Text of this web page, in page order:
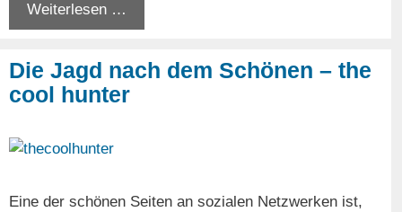
Weiterlesen …
Die Jagd nach dem Schönen – the
cool hunter
Eine der schönen Seiten an sozialen Netzwerken ist,